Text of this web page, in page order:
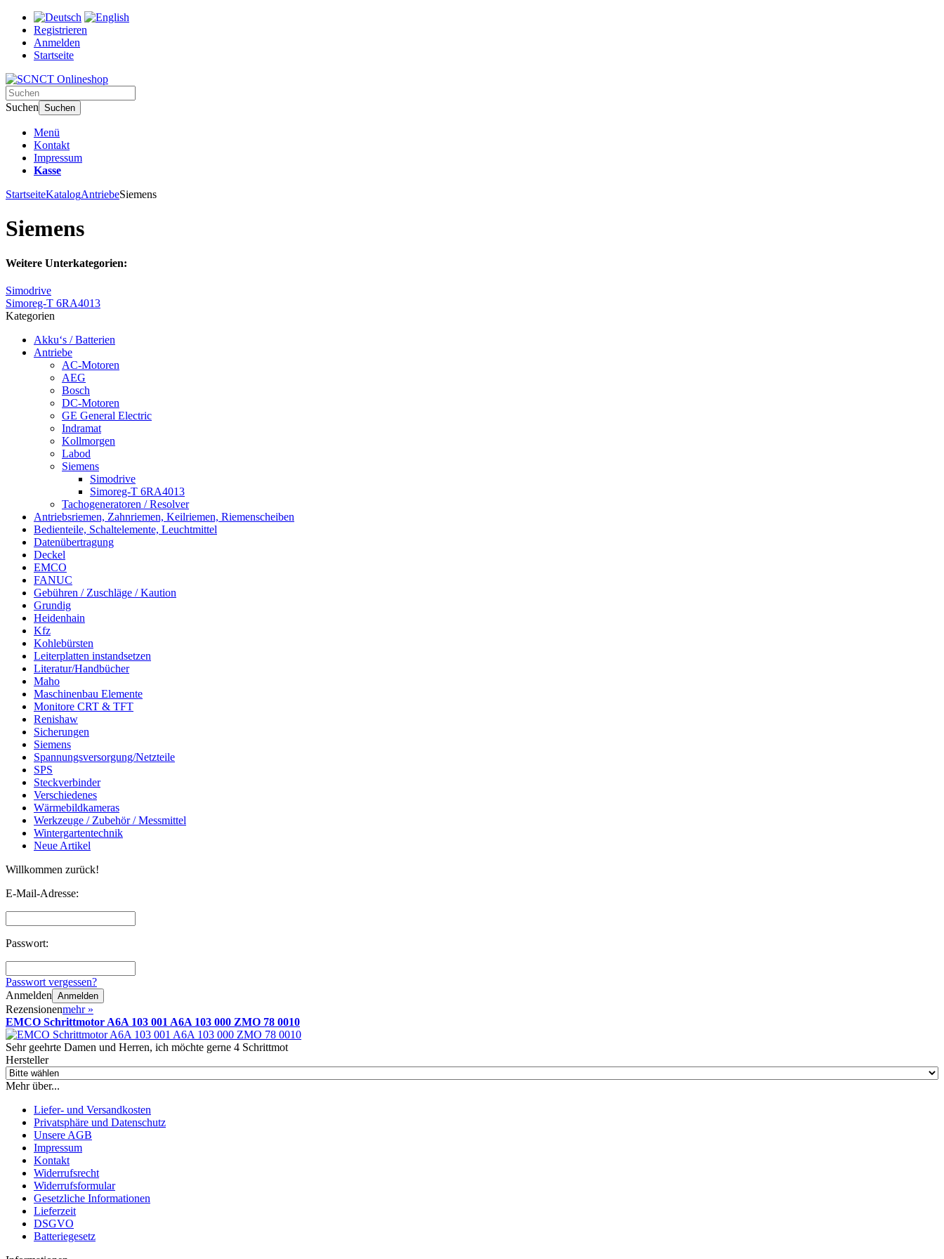
Registrieren
Anmelden
Startseite
Suchen Suchen
Menü
Kontakt
Impressum
Kasse
StartseiteKatalogAntriebeSiemens
Siemens
Weitere Unterkategorien:
Simodrive
Simoreg-T 6RA4013
Kategorien
Akku‘s / Batterien
Antriebe
AC-Motoren
AEG
Bosch
DC-Motoren
GE General Electric
Indramat
Kollmorgen
Labod
Siemens
Simodrive
Simoreg-T 6RA4013
Tachogeneratoren / Resolver
Antriebsriemen, Zahnriemen, Keilriemen, Riemenscheiben
Bedienteile, Schaltelemente, Leuchtmittel
Datenübertragung
Deckel
EMCO
FANUC
Gebühren / Zuschläge / Kaution
Grundig
Heidenhain
Kfz
Kohlebürsten
Leiterplatten instandsetzen
Literatur/Handbücher
Maho
Maschinenbau Elemente
Monitore CRT & TFT
Renishaw
Sicherungen
Siemens
Spannungsversorgung/Netzteile
SPS
Steckverbinder
Verschiedenes
Wärmebildkameras
Werkzeuge / Zubehör / Messmittel
Wintergartentechnik
Neue Artikel
Willkommen zurück!
E-Mail-Adresse:
Passwort:
Passwort vergessen?
Anmelden Anmelden
Rezensionenmehr »
EMCO Schrittmotor A6A 103 001 A6A 103 000 ZMO 78 0010
Sehr geehrte Damen und Herren, ich möchte gerne 4 Schrittmot
Hersteller
Mehr über...
Liefer- und Versandkosten
Privatsphäre und Datenschutz
Unsere AGB
Impressum
Kontakt
Widerrufsrecht
Widerrufsformular
Gesetzliche Informationen
Lieferzeit
DSGVO
Batteriegesetz